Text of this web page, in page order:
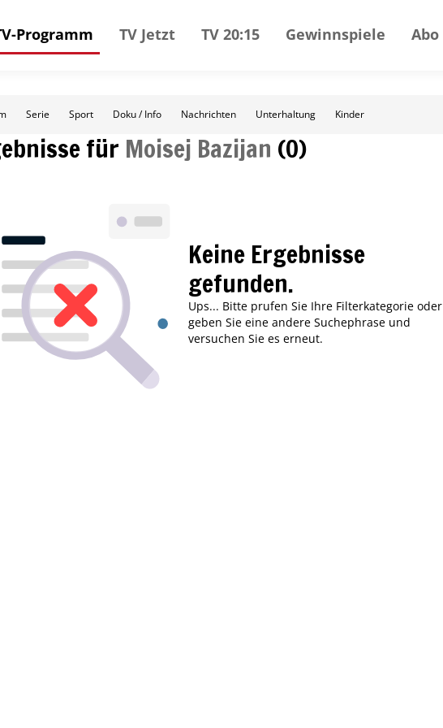
Programm TV Jetzt TV 20:15 Gewinnspiele Abo
Serie Sport Doku / Info Nachrichten Unterhaltung Kinder
für Moisej Bazijan (0)
Keine Ergebnisse
gefunden.
Ups... Bitte prufen Sie Ihre Filterkategorie oder
geben Sie eine andere Suchephrase und
versuchen Sie es erneut.